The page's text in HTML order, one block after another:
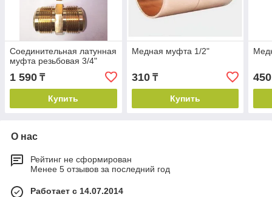
Соединительная латунная
муфта резьбовая 3/4"
1 590 ₸
Купить
Медная муфта 1/2"
310₸
Купить
450
О нас
Рейтинг не сформирован
Менее 5 отзывов за последний год
Работает с 14.07.2014